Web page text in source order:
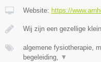
Website: https://
Wij zijn een gezellige
algemene fysiotherapie,
begeleiding,
▼